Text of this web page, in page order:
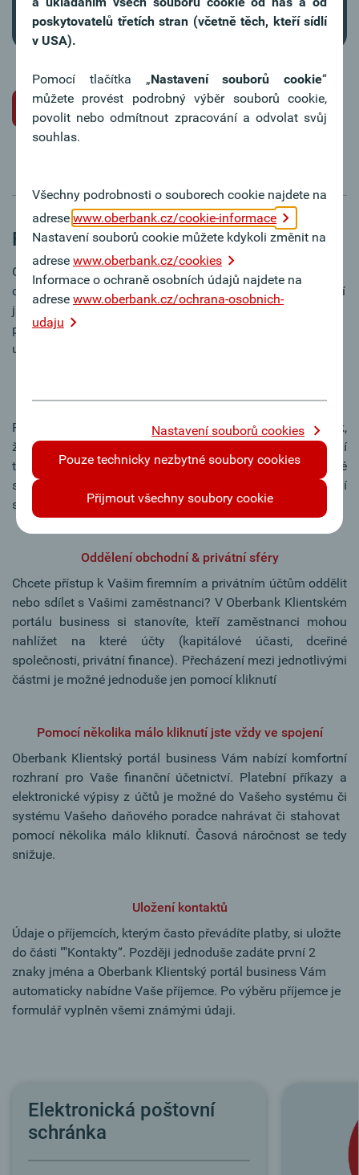
Přečtěte si návod
Funkce
Oberbank Klientský portál business Vám nabízí všechno,
co potřebujete, a ještě něco navíc: Kromě základních funkcí
jako tuzemské a cizoměnové převody je zde mnoho
praktických funkcí, které Váš běžný pracovní den pomohou
uspořádat tak, aby byl efektivnější a pohodlnější.
Intuitivní a jednoduchá obsluha
Provádějte platby pomocí přetáhnutí (drag and drop) tak,
že přetáhnete jeden účet na jiný. Formulář pro provedení
transakce se následně otevře automaticky. Údaje, které
systém zná (např. IBAN účtu příjemce), se vyplní
samostatně.
Oddělení obchodní & privátní sféry
Chcete přístup k Vašim firemním a privátním účtům oddělit
nebo sdílet s Vašimi zaměstnanci? V Oberbank Klientském
portálu business si stanovíte, kteří zaměstnanci mohou
nahlížet na které účty (kapitálové účasti, dceřiné
společnosti, privátní finance). Přecházení mezi jednotlivými
částmi je možné jednoduše jen pomocí kliknutí
Pomocí několika málo kliknutí jste vždy ve spojení
Oberbank Klientský portál business Vám nabízí komfortní
rozhraní pro Vaše finanční účetnictví. Platební příkazy a
elektronické výpisy z účtů je možné do Vašeho systému či
systému Vašeho daňového poradce nahrávat či stahovat
pomocí několika málo kliknutí. Časová náročnost se tedy
snižuje.
Uložení kontaktů
Údaje o příjemcích, kterým často převádíte platby, si uložte
do části ""Kontakty“. Později jednoduše zadáte první 2
znaky jména a Oberbank Klientský portál business Vám
automaticky nabídne Vaše příjemce. Po výběru příjemce je
formulář vyplněn všemi známými údaji.
Elektronická poštovní
schránka
poskytovatelů třetích stran (včetně těch, kteří sídlí
v USA).
Pomocí tlačítka „Nastavení souborů cookie“
můžete provést podrobný výběr souborů cookie,
povolit nebo odmítnout zpracování a odvolat svůj
souhlas.
Všechny podrobnosti o souborech cookie najdete na
adrese www.oberbank.cz/cookie-informace
Nastavení souborů cookie můžete kdykoli změnit na
adrese www.oberbank.cz/cookies
Informace o ochraně osobních údajů najdete na
adrese www.oberbank.cz/ochrana-osobnich-
udaju
Nastavení souborů cookies
Pouze technicky nezbytné soubory cookies
Přijmout všechny soubory cookie